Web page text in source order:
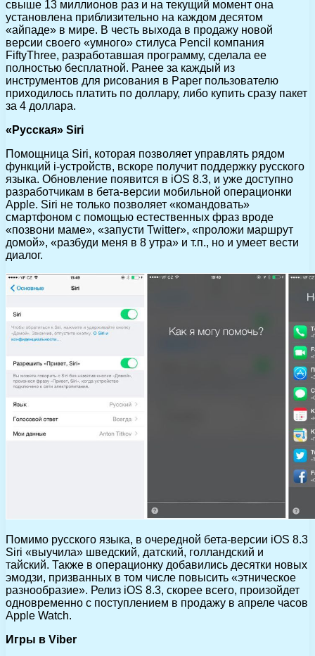
свыше 13 миллионов раз и на текущий момент она
установлена приблизительно на каждом десятом
«айпаде» в мире. В честь выхода в продажу новой
версии своего «умного» стилуса Pencil компания
FiftyThree, разработавшая программу, сделала ее
полностью бесплатной. Ранее за каждый из
инструментов для рисования в Paper пользователю
приходилось платить по доллару, либо купить сразу пакет
за 4 доллара.
«Русская» Siri
Помощница Siri, которая позволяет управлять рядом
функций i-устройств, вскоре получит поддержку русского
языка. Обновление появится в iOS 8.3, и уже доступно
разработчикам в бета-версии мобильной операционки
Apple. Siri не только позволяет «командовать»
смартфоном с помощью естественных фраз вроде
«позвони маме», «запусти Twitter», «проложи маршрут
домой», «разбуди меня в 8 утра» и т.п., но и умеет вести
диалог.
Помимо русского языка, в очередной бета-версии iOS 8.3
Siri «выучила» шведский, датский, голландский и
тайский. Также в операционку добавились десятки новых
эмодзи, призванных в том числе повысить «этническое
разнообразие». Релиз iOS 8.3, скорее всего, произойдет
одновременно с поступлением в продажу в апреле часов
Apple Watch.
Игры в Viber